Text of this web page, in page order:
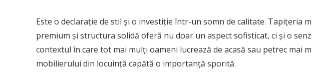
Este o declarație de stil și o investiție într-un somn de calitate. Tapițeria
premium și structura solidă oferă nu doar un aspect sofisticat, ci și o
contextul în care tot mai mulți oameni lucrează de acasă sau petrec mai
mobilierului din locuință capătă o importanță sporită.